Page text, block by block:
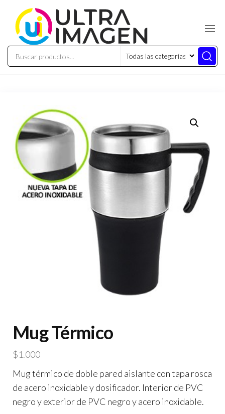
Mug Térmico
$1.000
Mug térmico de doble pared aislante con tapa rosca
de acero inoxidable y dosificador. Interior de PVC
negro y exterior de PVC negro y acero inoxidable.